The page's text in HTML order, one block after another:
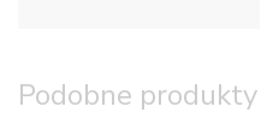
Podobne produkty